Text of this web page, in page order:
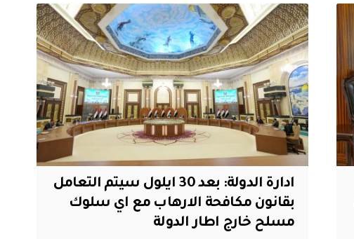
ادارة الدولة: بعد 30 ايلول سيتم التعامل
بقانون مكافحة الارهاب مع اي سلوك
مسلح خارج اطار الدولة